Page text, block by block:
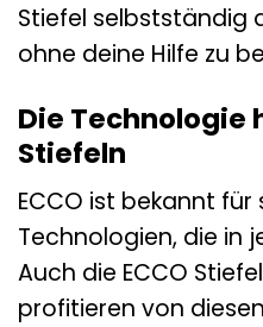
Stiefel selbstständig
ohne deine Hilfe zu
Die Technologie
Stiefeln
ECCO ist bekannt
Technologien, die in
Auch die ECCO
profitieren von